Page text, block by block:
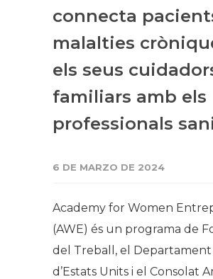
connecta
malalties
els seus
familiars amb els
professionals
6 DE MARZO DE 2024
Academy for Women
(AWE) és un programa de
del Treball, el Departament
d’Estats Units i el Consolat